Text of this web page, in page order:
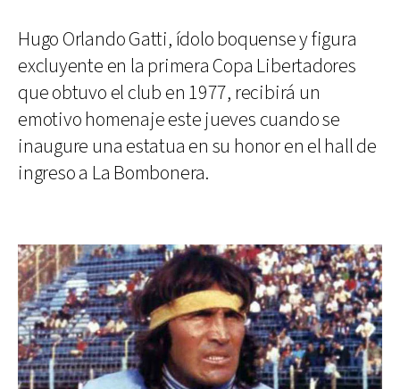
Hugo Orlando Gatti, ídolo boquense y figura
excluyente en la primera Copa Libertadores
que obtuvo el club en 1977, recibirá un
emotivo homenaje este jueves cuando se
inaugure una estatua en su honor en el hall de
ingreso a La Bombonera.